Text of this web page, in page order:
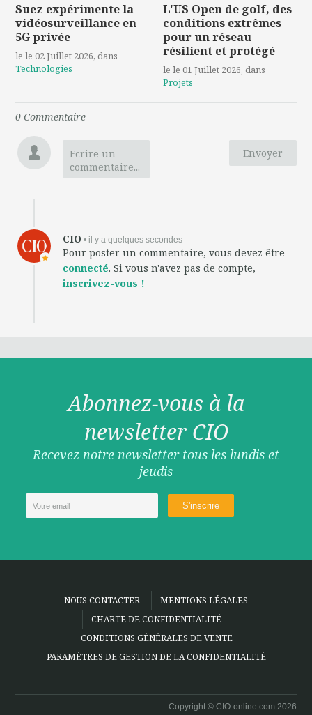
Suez expérimente la
vidéosurveillance en
5G privée
le le 02 Juillet 2026, dans
Technologies
L'US Open de golf, des
conditions extrêmes
pour un réseau
résilient et protégé
le le 01 Juillet 2026, dans
Projets
0 Commentaire
Envoyer
Ecrire un
commentaire...
CIO • il y a quelques secondes
Pour poster un commentaire, vous devez être
connecté. Si vous n'avez pas de compte,
inscrivez-vous !
Abonnez-vous à la
newsletter CIO
Recevez notre newsletter tous les lundis et
jeudis
NOUS CONTACTER
MENTIONS LÉGALES
CHARTE DE CONFIDENTIALITÉ
CONDITIONS GÉNÉRALES DE VENTE
PARAMÈTRES DE GESTION DE LA CONFIDENTIALITÉ
Copyright © CIO-online.com 2026